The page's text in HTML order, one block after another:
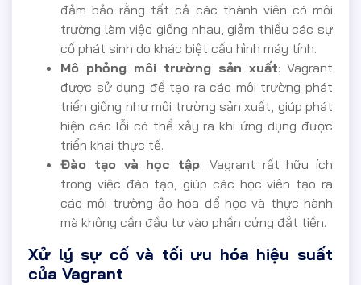
đảm bảo rằng tất cả các thành viên có môi
trường làm việc giống nhau, giảm thiểu các sự
cố phát sinh do khác biệt cấu hình máy tính.
Mô phỏng môi trường sản xuất: Vagrant
được sử dụng để tạo ra các môi trường phát
triển giống như môi trường sản xuất, giúp phát
hiện các lỗi có thể xảy ra khi ứng dụng được
triển khai thực tế.
Đào tạo và học tập: Vagrant rất hữu ích
trong việc đào tạo, giúp các học viên tạo ra
các môi trường ảo hóa để học và thực hành
mà không cần đầu tư vào phần cứng đắt tiền.
Xử lý sự cố và tối ưu hóa hiệu suất
của Vagrant